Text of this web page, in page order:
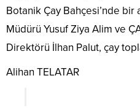
Botanik Çay Bahçesi’nde bir
Müdürü Yusuf Ziya Alim ve
Direktörü İlhan Palut, çay
Alihan TELATAR